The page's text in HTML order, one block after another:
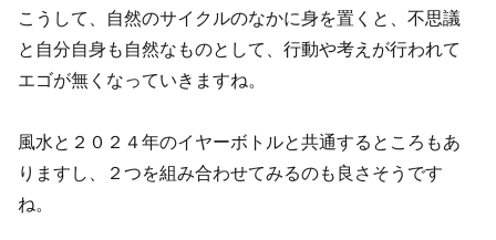
こうして、自然のサイクルのなかに身を置くと、不思議
と自分自身も自然なものとして、行動や考えが行われて
エゴが無くなっていきますね。
風水と２０２４年のイヤーボトルと共通するところもあ
りますし、２つを組み合わせてみるのも良さそうです
ね。